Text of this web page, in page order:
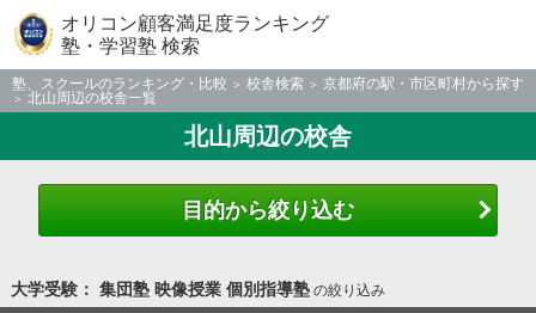
オリコン顧客満足度ランキング
塾・学習塾 検索
塾、スクールのランキング・比較 校舎検索
京都府の駅・市区町村から探す
北山周辺の校舎一覧
北山周辺の校舎
目的から絞り込む
大学受験： 集団塾 映像授業 個別指導塾の絞り込み